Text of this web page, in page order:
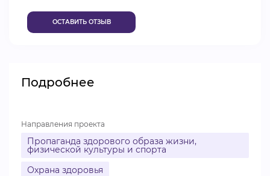
ОСТАВИТЬ ОТЗЫВ
Подробнее
Направления проекта
Пропаганда здорового образа жизни,
физической культуры и спорта
Охрана здоровья